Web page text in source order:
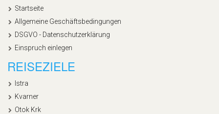
Startseite
Allgemeine Geschäftsbedingungen
DSGVO - Datenschutzerklärung
Einspruch einlegen
REISEZIELE
Istra
Kvarner
Otok Krk